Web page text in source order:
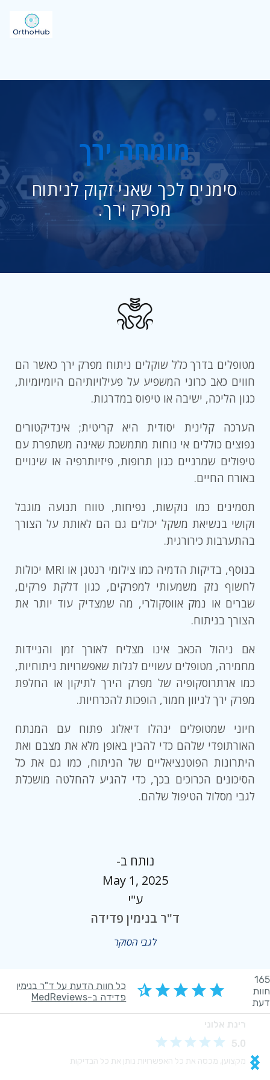
מומחה ירך
סימנים לכך שאני זקוק לניתוח
מפרק ירך.
מטופלים בדרך כלל שוקלים ניתוח מפרק ירך כאשר הם
חווים כאב כרוני המשפיע על פעילויותיהם היומיומיות,
כגון הליכה, ישיבה או טיפוס במדרגות.
הערכה קלינית יסודית היא קריטית; אינדיקטורים
נפוצים כוללים אי נוחות מתמשכת שאינה משתפרת עם
טיפולים שמרניים כגון תרופות, פיזיותרפיה או שינויים
באורח החיים.
תסמינים כמו נוקשות, נפיחות, טווח תנועה מוגבל
וקושי בנשיאת משקל יכולים גם הם לאותת על הצורך
בהתערבות כירורגית.
בנוסף, בדיקות הדמיה כמו צילומי רנטגן או MRI יכולות
לחשוף נזק משמעותי למפרקים, כגון דלקת פרקים,
שברים או נמק אווסקולרי, מה שמצדיק עוד יותר את
הצורך בניתוח.
אם ניהול הכאב אינו מצליח לאורך זמן והניידות
מחמירה, מטופלים עשויים לגלות שאפשרויות ניתוחיות,
כמו ארתרוסקופיה של מפרק הירך לתיקון או החלפת
מפרק ירך לניוון חמור, הופכות להכרחיות.
חיוני שמטופלים ינהלו דיאלוג פתוח עם המנתח
האורתופדי שלהם כדי להבין באופן מלא את מצבם ואת
היתרונות הפוטנציאליים של הניתוח, כמו גם את כל
הסיכונים הכרוכים בכך, כדי להגיע להחלטה מושכלת
לגבי מסלול הטיפול שלהם.
נותח ב-
May 1, 2025
ע"י
ד"ר בנימין פדידה
לגבי הסוקר